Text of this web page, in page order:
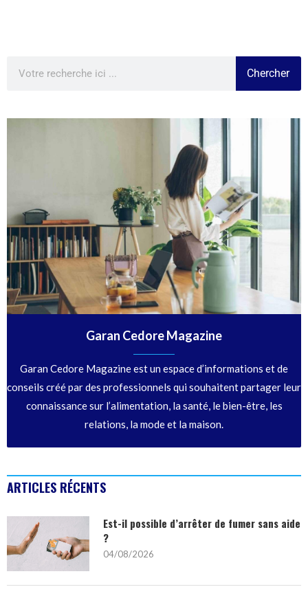
Chercher
Garan Cedore Magazine
Garan Cedore Magazine est un espace d’informations et de
conseils créé par des professionnels qui souhaitent partager leur
connaissance sur l’alimentation, la santé, le bien-être, les
relations, la mode et la maison.
ARTICLES RÉCENTS
Est-il possible d’arrêter de fumer sans aide
?
04/08/2026